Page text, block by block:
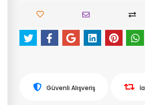
Güvenli Alışveriş